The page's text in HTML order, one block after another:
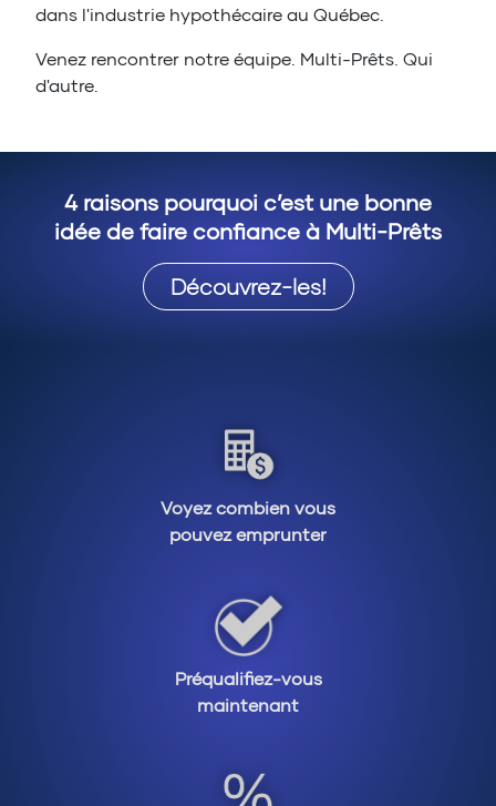
dans l'industrie hypothécaire au Québec.
Venez rencontrer notre équipe. Multi-Prêts. Qui
d'autre.
4 raisons pourquoi c’est une bonne
idée de faire confiance à Multi-Prêts
Découvrez-les!
Voyez combien vous
pouvez emprunter
Préqualifiez-vous
maintenant